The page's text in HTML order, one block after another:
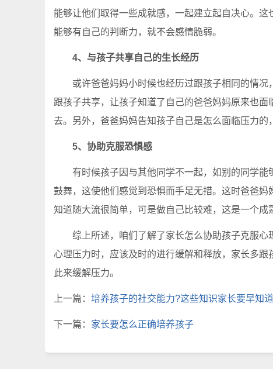
能够让他们取得一些成就感，一起建立起自决心。
能够有自己的判断力，就不会感情脆弱。
4、与孩子共享自己的生长经历
或许爸爸妈妈小时候也经历过跟孩子相同的情况
跟孩子共享，让孩子知道了自己的爸爸妈妈原来也
去。另外，爸爸妈妈告知孩子自己是怎么面临压力的
5、协助克服恐惧感
有时候孩子因与其他同学不一起，如别的同学能
鼓舞，这使他们感觉到恐惧而手足无措。这时爸爸
知道随大流很简单，可是做自己比较难，这是一个成
综上所述，咱们了解了家长怎么协助孩子克服心
心理压力时，应该及时的进行缓解和释放，家长多
此来缓解压力。
上一篇： 培养孩子的社交能力?这些知识家长要早知道
下一篇： 家长要怎么正确培养孩子